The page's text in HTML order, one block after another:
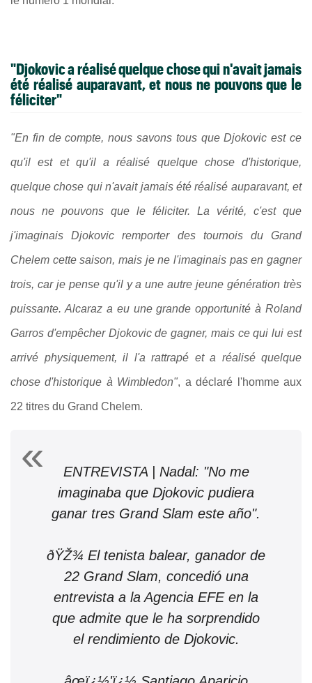
"Djokovic a réalisé quelque chose qui n'avait jamais
été réalisé auparavant, et nous ne pouvons que le
féliciter"
"En fin de compte, nous savons tous que Djokovic est ce
qu'il est et qu'il a réalisé quelque chose d'historique,
quelque chose qui n'avait jamais été réalisé auparavant, et
nous ne pouvons que le féliciter. La vérité, c'est que
j'imaginais Djokovic remporter des tournois du Grand
Chelem cette saison, mais je ne l'imaginais pas en gagner
trois, car je pense qu'il y a une autre jeune génération très
puissante. Alcaraz a eu une grande opportunité à Roland
Garros d'empêcher Djokovic de gagner, mais ce qui lui est
arrivé physiquement, il l'a rattrapé et a réalisé quelque
chose d'historique à Wimbledon", a déclaré l'homme aux
22 titres du Grand Chelem.
ENTREVISTA | Nadal: "No me
imaginaba que Djokovic pudiera
ganar tres Grand Slam este año".
ðŸŽ¾ El tenista balear, ganador de
22 Grand Slam, concedió una
entrevista a la Agencia EFE en la
que admite que le ha sorprendido
el rendimiento de Djokovic.